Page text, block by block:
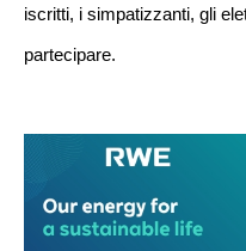
i­scritti, i simpatizza­nti, gli
partecipare­.